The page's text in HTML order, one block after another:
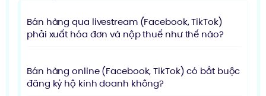
Bán hàng qua livestream (Facebook, TikTok)
phải xuất hóa đơn và nộp thuế như thế nào?
Bán hàng online (Facebook, TikTok) có bắt buộc
đăng ký hộ kinh doanh không?